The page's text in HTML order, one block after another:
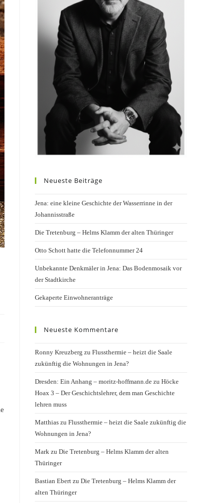
Neueste Beiträge
Jena: eine kleine Geschichte der Wasserrinne in der
Johannisstraße
Die Tretenburg – Helms Klamm der alten Thüringer
Otto Schott hatte die Telefonnummer 24
Unbekannte Denkmäler in Jena: Das Bodenmosaik vor
der Stadtkirche
Gekaperte Einwohneranträge
Neueste Kommentare
Ronny Kreuzberg zu Flussthermie – heizt die Saale
zukünftig die Wohnungen in Jena?
Dresden: Ein Anhang – moritz-hoffmann.de zu Höcke
Hoax 3 – Der Geschichtslehrer, dem man Geschichte
lehren muss
Matthias zu Flussthermie – heizt die Saale zukünftig die
Wohnungen in Jena?
Mark zu Die Tretenburg – Helms Klamm der alten
Thüringer
Bastian Ebert zu Die Tretenburg – Helms Klamm der
alten Thüringer